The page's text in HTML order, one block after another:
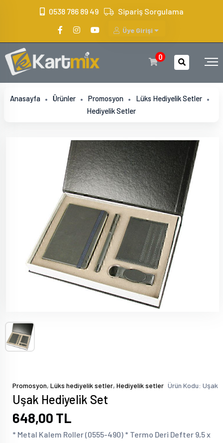
0538 786 89 49 Sipariş Sorgulama
Üye Girişi
0
Anasayfa Ürünler Promosyon
Lüks Hediyelik Setler
Hediyelik Setler
Promosyon, Lüks hediyelik setler, Hediyelik setler Ürün Kodu: Uşak
Uşak Hediyelik Set
648,00 TL
* Metal Kalem Roller (0555-490) * Termo Deri Defter 9,5 x